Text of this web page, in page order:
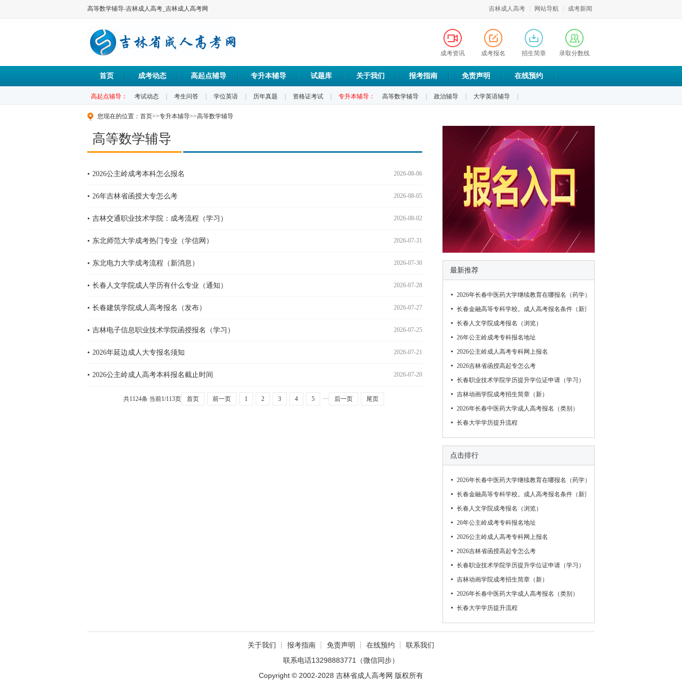
高等数学辅导-吉林成人高考_吉林成人高考网 吉林成人高考 网站导航 成考新闻
成考资讯 成考报名 招生简章 录取分数线
首页 成考动态 高起点辅导 专升本辅导 试题库 关于我们 报考指南 免责声明 在线预约
高起点辅导： 考试动态 考生问答 学位英语 历年真题 资格证考试 专升本辅导： 高等数学辅导 政治辅导 大学英语辅导
您现在的位置： 首页>>专升本辅导>>高等数学辅导
高等数学辅导
2026公主岭成考本科怎么报名 2026-08-06
26年吉林省函授大专怎么考 2026-08-05
吉林交通职业技术学院：成考流程（学习） 2026-08-02
东北师范大学成考热门专业（学信网） 2026-07-31
东北电力大学成考流程（新消息） 2026-07-30
长春人文学院成人学历有什么专业（通知） 2026-07-28
长春建筑学院成人高考报名（发布） 2026-07-27
吉林电子信息职业技术学院函授报名（学习） 2026-07-25
2026年延边成人大专报名须知 2026-07-21
2026公主岭成人高考本科报名截止时间 2026-07-20
共1124条 当前1/113页 首页 前一页 1 2 3 4 5 ··· 后一页 尾页
最新推荐
2026年长春中医药大学继续教育在哪报名（药学）
长春金融高等专科学校。成人高考报名条件（新消息）
长春人文学院成考报名（浏览）
26年公主岭成考专科报名地址
2026公主岭成人高考专科网上报名
2026吉林省函授高起专怎么考
长春职业技术学院学历提升学位证申请（学习）
吉林动画学院成考招生简章（新）
2026年长春中医药大学成人高考报名（类别）
长春大学学历提升流程
点击排行
2026年长春中医药大学继续教育在哪报名（药学）
长春金融高等专科学校。成人高考报名条件（新消息）
长春人文学院成考报名（浏览）
26年公主岭成考专科报名地址
2026公主岭成人高考专科网上报名
2026吉林省函授高起专怎么考
长春职业技术学院学历提升学位证申请（学习）
吉林动画学院成考招生简章（新）
2026年长春中医药大学成人高考报名（类别）
长春大学学历提升流程
关于我们 ┊ 报考指南 ┊ 免责声明 ┊ 在线预约 ┊ 联系我们
联系电话13298883771（微信同步）
Copyright © 2002-2028 吉林省成人高考网 版权所有